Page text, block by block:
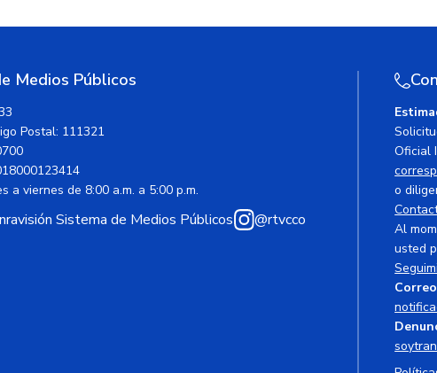
Medios Públicos
Postal: 111321
a viernes de 8:00 a.m. a 5:00 p.m.
Sistema de Medios Públicos @rtvcco
Oficial
o
Al
usted